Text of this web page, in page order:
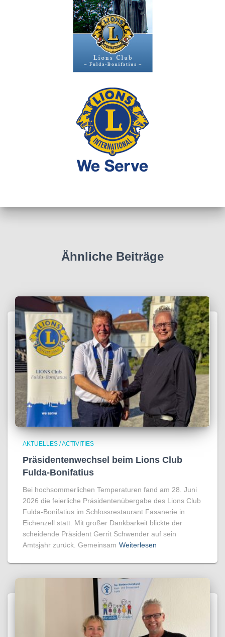
Ähnliche Beiträge
AKTUELLES / ACTIVITIES
Präsidentenwechsel beim Lions Club
Fulda-Bonifatius
Bei hochsommerlichen Temperaturen fand am 28. Juni
2026 die feierliche Präsidentenübergabe des Lions Club
Fulda-Bonifatius im Schlossrestaurant Fasanerie in
Eichenzell statt. Mit großer Dankbarkeit blickte der
scheidende Präsident Gerrit Schwender auf sein
Amtsjahr zurück. Gemeinsam Weiterlesen